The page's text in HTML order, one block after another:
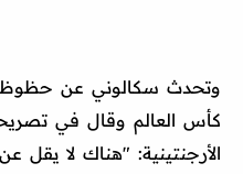
وتحدث سكالوني عن حظوظ